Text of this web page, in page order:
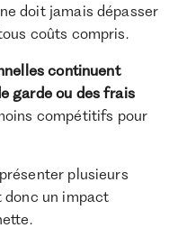
doit jamais dépasser
coûts compris.
continuent
garde ou des frais
compétitifs pour
plusieurs
donc un impact